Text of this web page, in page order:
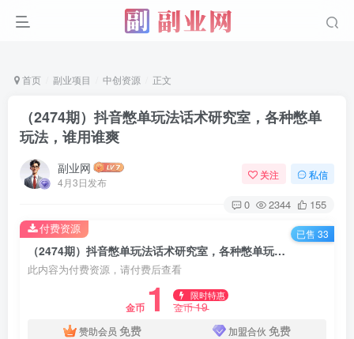
首页 副业项目 中创资源 正文
（2474期）抖音憋单玩法话术研究室，各种憋单
玩法，谁用谁爽
副业网
4月3日发布
关注 私信
0 2344 155
（2474期）抖音憋单玩法话术研究室，各种憋单玩法，谁用谁爽
此内容为付费资源，请付费后查看
金币 1 限时特惠
金币19
赞助会员 免费 加盟合伙 免费
付费资源 已售 33